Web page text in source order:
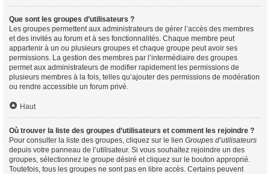
Que sont les groupes d’utilisateurs ?
Les groupes permettent aux administrateurs de gérer l’accès des membres
et des invités au forum et à ses fonctionnalités. Chaque membre peut
appartenir à un ou plusieurs groupes et chaque groupe peut avoir ses
permissions. La gestion des membres par l’intermédiaire des groupes
permet aux administrateurs de modifier rapidement les permissions de
plusieurs membres à la fois, telles qu’ajouter des permissions de modération
ou rendre accessible un forum privé.
Haut
Où trouver la liste des groupes d’utilisateurs et comment les rejoindre ?
Pour consulter la liste des groupes, cliquez sur le lien Groupes d’utilisateurs
depuis votre panneau de l’utilisateur. Si vous souhaitez rejoindre un des
groupes, sélectionnez le groupe désiré et cliquez sur le bouton approprié.
Toutefois, tous les groupes ne sont pas en libre accès. Certains peuvent